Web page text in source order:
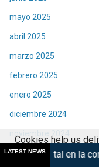
mayo 2025
abril 2025
marzo 2025
febrero 2025
enero 2025
diciembre 2024
octubre 2024
LATEST NEWS Los
Cookies help us
services, you agree